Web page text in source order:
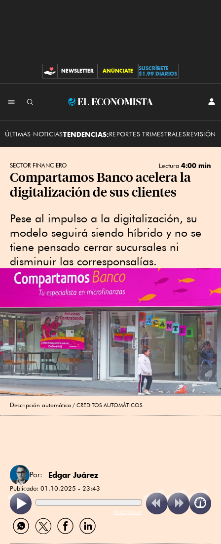
CONTRIBUCIONES
NEWSLETTER ANÚNCIATE
SUSCRÍBETE
$1.99 DIARIOS
El
ÚLTIMAS NOTICIASTENDENCIAS:REPORTES TRIMESTRALESREVISIÓN
SECTOR FINANCIERO Lectura 4:00 min
Compartamos Banco acelera la
digitalización de sus clientes
Pese al impulso a la digitalización, su
modelo seguirá siendo híbrido y no se
tiene pensado cerrar sucursales ni
disminuir las corresponsalías.
Descripción automática CREDITOS AUTOMÁTICOS
Por: Edgar Juárez
Publicado: 01.10.2025 - 23:43
ReadSpeaker
Compartir
por
Compartir
por
Compartir
por
Compartir
por